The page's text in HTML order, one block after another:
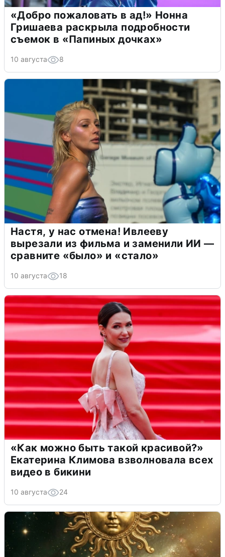
«Добро пожаловать в ад!» Нонна
Гришаева раскрыла подробности
съемок в «Папиных дочках»
10 августа 8
Настя, у нас отмена! Ивлееву
вырезали из фильма и заменили ИИ —
сравните «было» и «стало»
10 августа 18
«Как можно быть такой красивой?»
Екатерина Климова взволновала всех
видео в бикини
10 августа 24